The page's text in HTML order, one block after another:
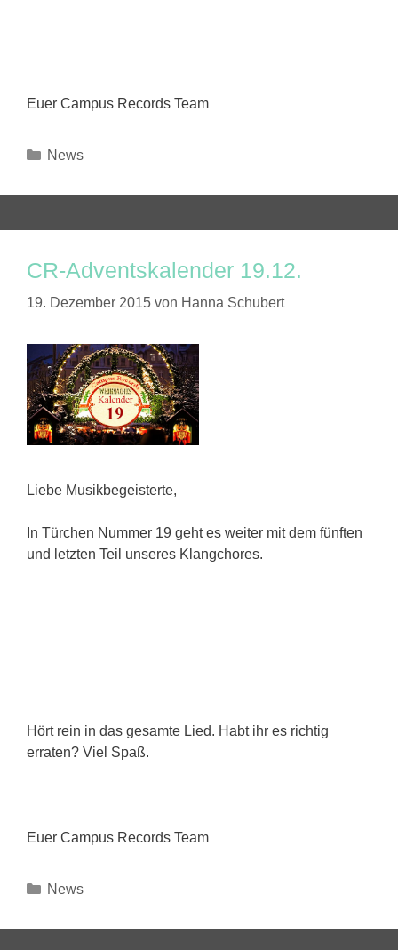
Euer Campus Records Team
Kategorien
News
CR-Adventskalender 19.12.
19. Dezember 2015 von Hanna Schubert
Liebe Musikbegeisterte,
In Türchen Nummer 19 geht es weiter mit dem fünften
und letzten Teil unseres Klangchores.
Hört rein in das gesamte Lied. Habt ihr es richtig
erraten? Viel Spaß.
Euer Campus Records Team
Kategorien
News